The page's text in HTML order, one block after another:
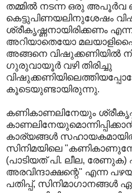
തമ്മില്‍ നടന്ന ഒരു അപൂര്‍വ
കെട്ടുപിണയലിനുശേഷം
ശ്രീകൃഷ്ണനായിരിക്കണം
അറിയാതെയോ
അങ്ങനെ വിഷുക്കണിയില്‍
ഗുരുവായൂര്‍ വഴി തിരിച്ചു
കൂടെയുണ്ടായിരുന്നു.
കണികാണലിനേയും
കാര്യങ്ങള്‍
സിനിമയിലെ
(പാടിയത്‌ പി. ലീല,
അരവിന്ദാക്ഷന്റെ" എന്ന
പതിപ്പ്, സിനിമാഗാനങ്ങള്‍